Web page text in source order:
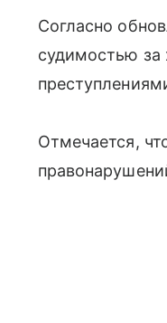
Согласно
судимостью за
Отмечается,